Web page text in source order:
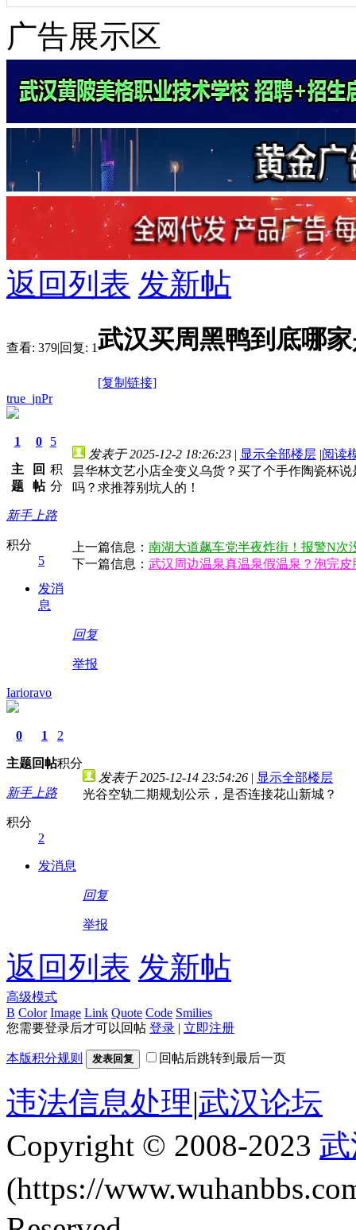
广告展示区
返回列表 发新帖
查看: 379|回复: 1武汉买周黑鸭到底哪
[复制链接]
true_jnPr
1
主
题
0
回
帖
5
积
分
新手上路
积分
5
发消
息
发表于 2025-12-2 18:26:23 | 显示全部楼层 |阅读
昙华林文艺小店全变义乌货？买了个手作陶瓷杯
吗？求推荐别坑人的！
上一篇信息： 南湖大道飙车党半夜炸街！报警N次
下一篇信息： 武汉周边温泉真温泉假温泉？泡完皮
回复
举报
Iarioravo
0
主题
1
回帖
2
积分
新手上路
积分
2
发消息
发表于 2025-12-14 23:54:26 | 显示全部楼层
光谷空轨二期规划公示，是否连接花山新城？
回复
举报
返回列表 发新帖
高级模式
B Color Image Link Quote Code Smilies
您需要登录后才可以回帖 登录 | 立即注册
本版积分规则 发表回复 回帖后跳转到最后一页
违法信息处理|武汉论坛
Copyright © 2008-2023
(https://